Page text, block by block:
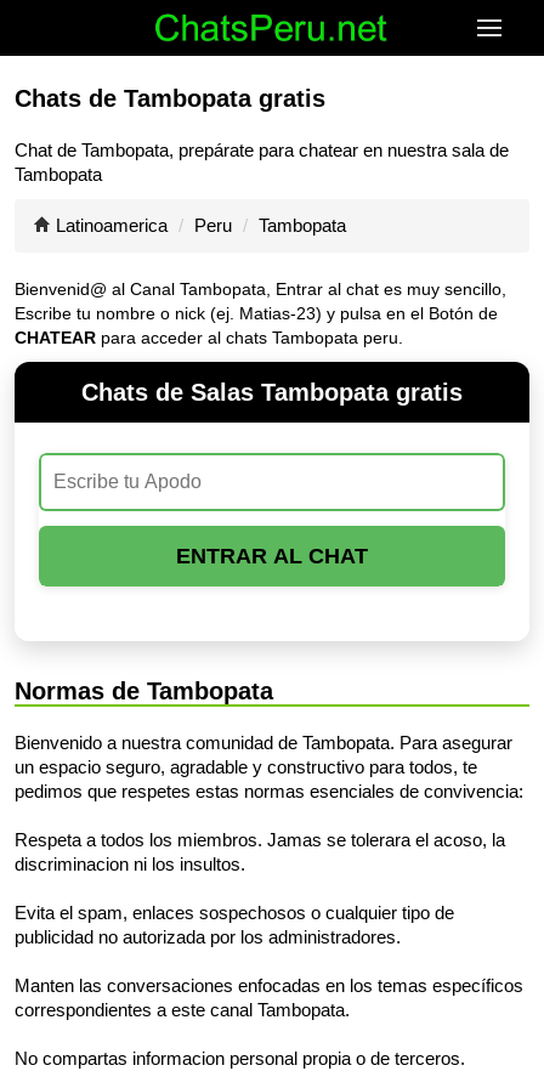
Chats de Tambopata gratis
Chat de Tambopata, prepárate para chatear en nuestra sala de
Tambopata
Latinoamerica Peru Tambopata
Bienvenid@ al Canal Tambopata , Entrar al chat es muy sencillo,
Escribe tu nombre o nick (ej. Matias-23) y pulsa en el Botón de
CHATEAR para acceder al chats Tambopata peru.
Chats de Salas Tambopata gratis
ENTRAR AL CHAT
Normas de Tambopata
Bienvenido a nuestra comunidad de Tambopata. Para asegurar
un espacio seguro, agradable y constructivo para todos, te
pedimos que respetes estas normas esenciales de convivencia:
Respeta a todos los miembros. Jamas se tolerara el acoso, la
discriminacion ni los insultos.
Evita el spam, enlaces sospechosos o cualquier tipo de
publicidad no autorizada por los administradores.
Manten las conversaciones enfocadas en los temas específicos
correspondientes a este canal Tambopata.
No compartas informacion personal propia o de terceros.